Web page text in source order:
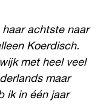
achtste naar
Koerdisch.
met heel veel
maar
ik in één jaar